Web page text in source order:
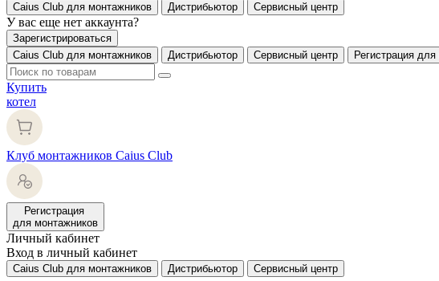
Caius Club для монтажников Дистрибьютор Сервисный центр
У вас еще нет аккаунта?
Зарегистрироваться
Caius Club для монтажников
Дистрибьютор Сервисный центр
Купить
котел
Клуб монтажников Caius Club
Регистрация
для монтажников
Личный кабинет
Вход в личный кабинет
Caius Club для монтажников Дистрибьютор Сервисный центр